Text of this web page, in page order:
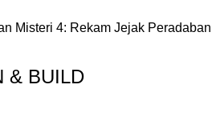
Misteri 4: Rekam Jejak
& BUILD